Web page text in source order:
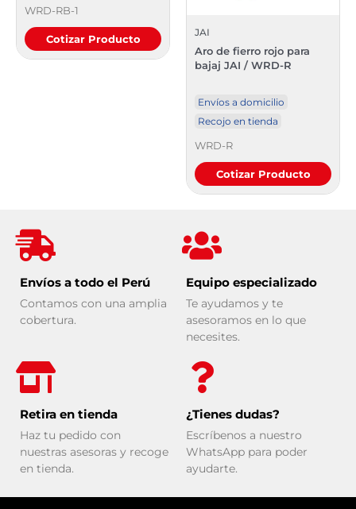
WRD-RB-1
Cotizar Producto
JAI
Aro de fierro rojo para
bajaj JAI / WRD-R
Envíos a domicilio
Recojo en tienda
WRD-R
Cotizar Producto
Envíos a todo el Perú
Contamos con una amplia
cobertura.
Equipo especializado
Te ayudamos y te
asesoramos en lo que
necesites.
Retira en tienda
Haz tu pedido con
nuestras asesoras y recoge
en tienda.
¿Tienes dudas?
Escríbenos a nuestro
WhatsApp para poder
ayudarte.